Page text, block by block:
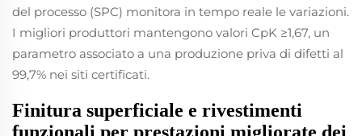
del processo (SPC) monitora in tempo reale le variazioni.
I migliori produttori mantengono valori CpK ≥1,67, un
parametro associato a una produzione priva di difetti al
99,7% nei siti certificati.
Finitura superficiale e rivestimenti